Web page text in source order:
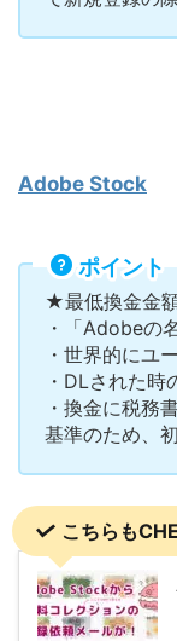
Adobe Stock
ポイント
★最低換金金
・「Adobeの
・世界的にユ
・DLされた時
・換金に税務
基準のため、
こちらも